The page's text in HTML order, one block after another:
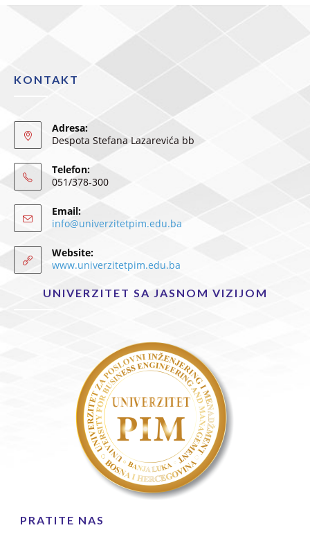
KONTAKT
Adresa:
Despota Stefana Lazarevića bb
Telefon:
051/378-300
Email:
info@univerzitetpim.edu.ba
Website:
www.univerzitetpim.edu.ba
UNIVERZITET SA JASNOM VIZIJOM
PRATITE NAS